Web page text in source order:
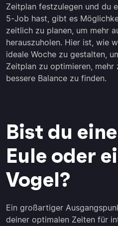
Zeitplan festzulegen und du
5-Job hast, gibt es
zeitlich zu planen, um mehr
herauszuholen. Hier ist, wie
ideale Woche zu gestalten,
Zeitplan zu optimieren, mehr
bessere Balance zu finden.
Bist du
Eule oder
Vogel?
Ein großartiger
deiner optimalen Zeiten für